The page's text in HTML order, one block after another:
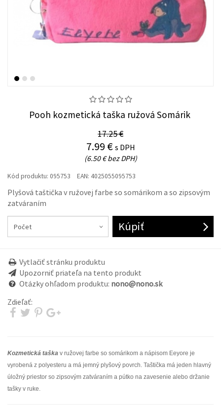
Pooh kozmetická taška ružová Somárik
17.25 €
7.99 €s DPH
(6.50 € bez DPH)
Kód produktu: 095753 EAN: 4025055095753
Plyšová taštička v ružovej farbe so somárikom a so zipsovým
zatváraním
Kúpiť
Vytlačiť stránku produktu
Upozorniť priateľa na tento produkt
Otázky ohľadom produktu: nono@nono.sk
Zdieľať:
Kozmetická taška v ružovej farbe so somárikom a nápisom Eeyore je
vyrobená z polyesteru a má jemný plyšový povrch. Taštička má jeden hlavný
úložný priestor so zipsovým zatváraním a pútko na zavesenie alebo držanie
tašky v ruke.